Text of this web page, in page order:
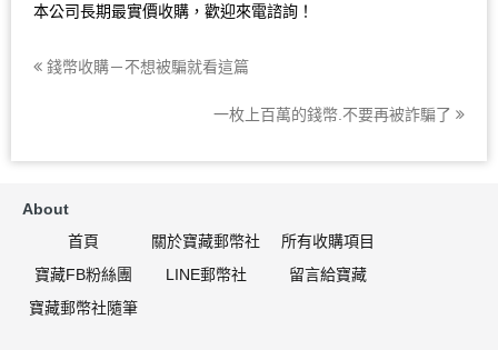
本公司長期最實價收購，歡迎來電諮詢！
錢幣收購－不想被騙就看這篇
一枚上百萬的錢幣.不要再被詐騙了
About
首頁
關於寶藏郵幣社
所有收購項目
寶藏FB粉絲團
LINE郵幣社
留言給寶藏
寶藏郵幣社隨筆